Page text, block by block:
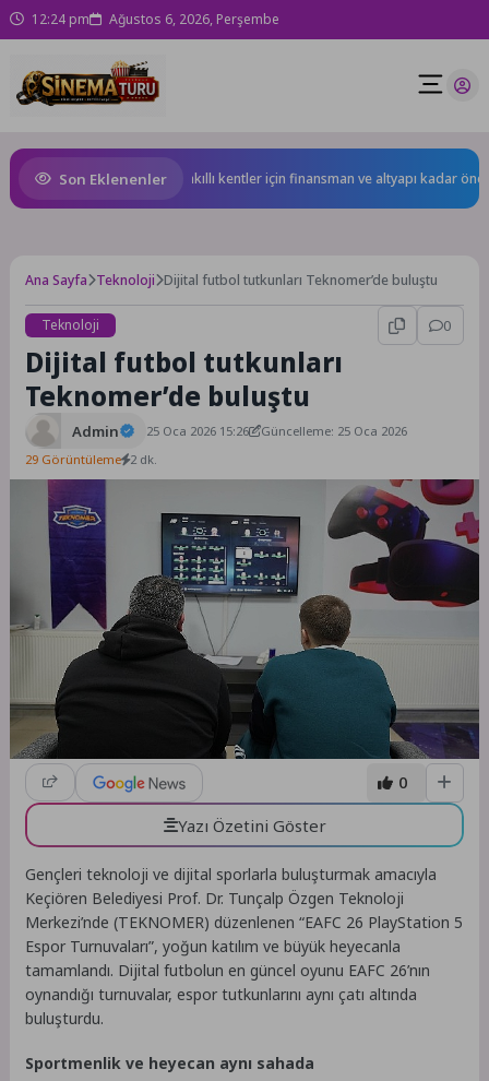
12:24 pm Ağustos 6, 2026, Perşembe
Son Eklenenler
yapay zekâ hizmetleri akıllı kentler için finansman ve altyapı kadar önemli
Ana Sayfa Teknoloji Dijital futbol tutkunları Teknomer’de buluştu
Teknoloji 0
Dijital futbol tutkunları
Teknomer’de buluştu
Admin 25 Oca 2026 15:26
Güncelleme: 25 Oca 2026
29 Görüntüleme 2 dk.
0
Yazı Özetini Göster
Gençleri teknoloji ve dijital sporlarla buluşturmak amacıyla
Keçiören Belediyesi Prof. Dr. Tunçalp Özgen Teknoloji
Merkezi’nde (TEKNOMER) düzenlenen “EAFC 26 PlayStation 5
Espor Turnuvaları”, yoğun katılım ve büyük heyecanla
tamamlandı. Dijital futbolun en güncel oyunu EAFC 26’nın
oynandığı turnuvalar, espor tutkunlarını aynı çatı altında
buluşturdu.
Sportmenlik ve heyecan aynı sahada